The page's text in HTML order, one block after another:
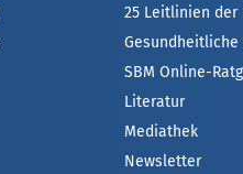
25 Leitlinien der
Gesundheitliche
SBM Online-
Literatur
Mediathek
Newsletter